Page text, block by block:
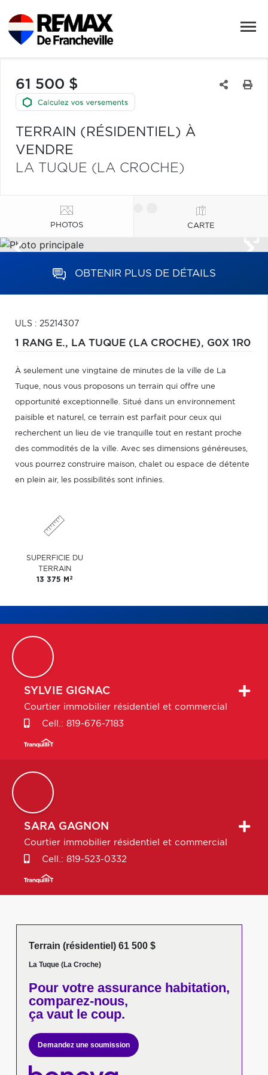
61 500 $
TERRAIN (RÉSIDENTIEL) À
VENDRE
LA TUQUE (LA CROCHE)
PHOTOS CARTE
OBTENIR PLUS DE DÉTAILS
ULS : 25214307
1 RANG E., LA TUQUE (LA CROCHE), G0X 1R0
À seulement une vingtaine de minutes de la ville de La
Tuque, nous vous proposons un terrain qui offre une
opportunité exceptionnelle. Situé dans un environnement
paisible et naturel, ce terrain est parfait pour ceux qui
recherchent un lieu de vie tranquille tout en restant proche
des commodités de la ville. Avec ses dimensions généreuses,
vous pourrez construire maison, chalet ou espace de détente
en plein air, les possibilités sont infinies.
SUPERFICIE DU
TERRAIN
13 375 M 2
SYLVIE GIGNAC
Courtier immobilier résidentiel et commercial
Cell.: 819-676-7183
SARA GAGNON
Courtier immobilier résidentiel et commercial
Cell.: 819-523-0332
Terrain (résidentiel) 61 500 $
La Tuque (La Croche)
Pour votreassurance habitation,
comparez-nous,
ça vaut le coup.
Demandez une soumission